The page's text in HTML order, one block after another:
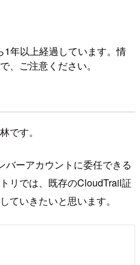
1年以上経過しています。情
、ご注意ください。
です。
バーアカウントに委任できる
リでは、既存のCloudTrail証
ていきたいと思います。